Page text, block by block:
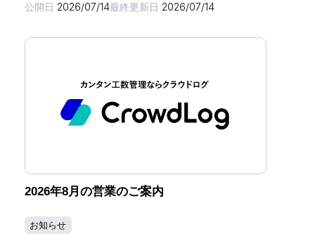
公開日 2026/07/14最終更新日 2026/07/14
2026年8月の営業のご案内
お知らせ